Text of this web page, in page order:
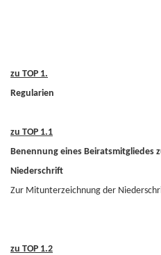
zu TOP 1.
Regularien
zu TOP 1.1
Benennung eines Beiratsmitgliedes
Niederschrift
Zur Mitunterzeichnung der
zu TOP 1.2